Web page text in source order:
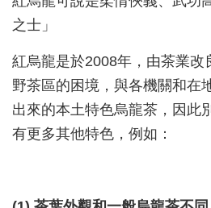
之士」
紅烏龍是於2008年，由茶業改
野茶區的困境，與各機關和在
出來的本土特色烏龍茶，因此
有更多其他特色，例如：